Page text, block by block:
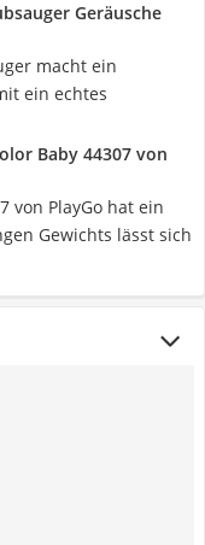
Geräusche
macht ein
ein echtes
Baby 44307 von
von PlayGo hat ein
Gewichts lässt sich